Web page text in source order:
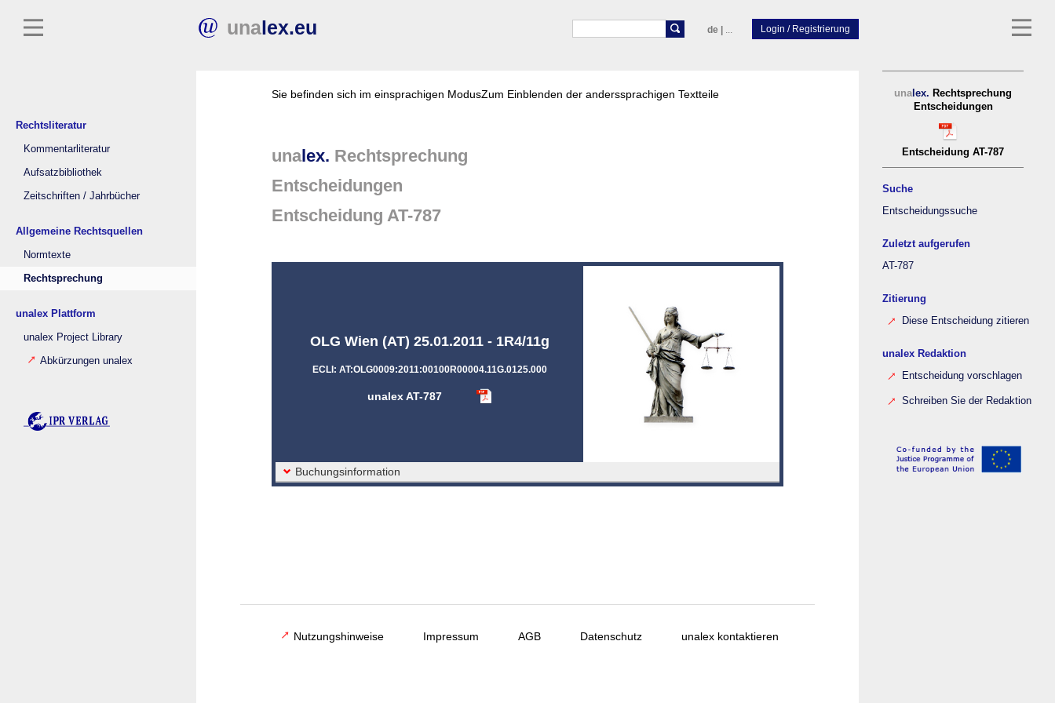
unalex.eu de |
Rechtsliteratur
Kommentarliteratur
Aufsatzbibliothek
Zeitschriften / Jahrbücher
Allgemeine Rechtsquellen
Normtexte
Rechtsprechung
unalex Plattform
unalex Project Library
Abkürzungen unalex
una lex. Rechtsprechung
Entscheidungen
Entscheidung AT-787
Suche
Entscheidungssuche
Zuletzt aufgerufen
AT-787
Zitierung
Diese Entscheidung zitieren
unalex Redaktion
Entscheidung vorschlagen
Schreiben Sie der Redaktion
Sie befinden sich im einsprachigen ModusZum Einblenden der anderssprachigen Textteile
unalex. Rechtsprechung
Entscheidungen
Entscheidung AT-787
OLG Wien (AT) 25.01.2011 - 1R4/11g
ECLI: AT:OLG0009:2011:00100R00004.11G.0125.000
unalex AT-787
Buchungsinformation
Nutzungshinweise Impressum AGB Datenschutz unalex kontaktieren